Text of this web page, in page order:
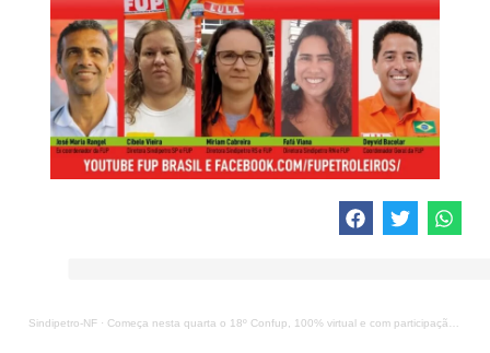
Sindipetro-NF · Começa nesta quarta o 18º Confup, 100% virtual e com participação do ex-presidente Lula